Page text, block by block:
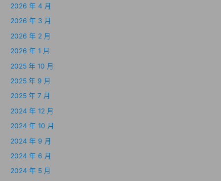
2026 年 4 月
2026 年 3 月
2026 年 2 月
2026 年 1 月
2025 年 10 月
2025 年 9 月
2025 年 7 月
2024 年 12 月
2024 年 10 月
2024 年 9 月
2024 年 6 月
2024 年 5 月